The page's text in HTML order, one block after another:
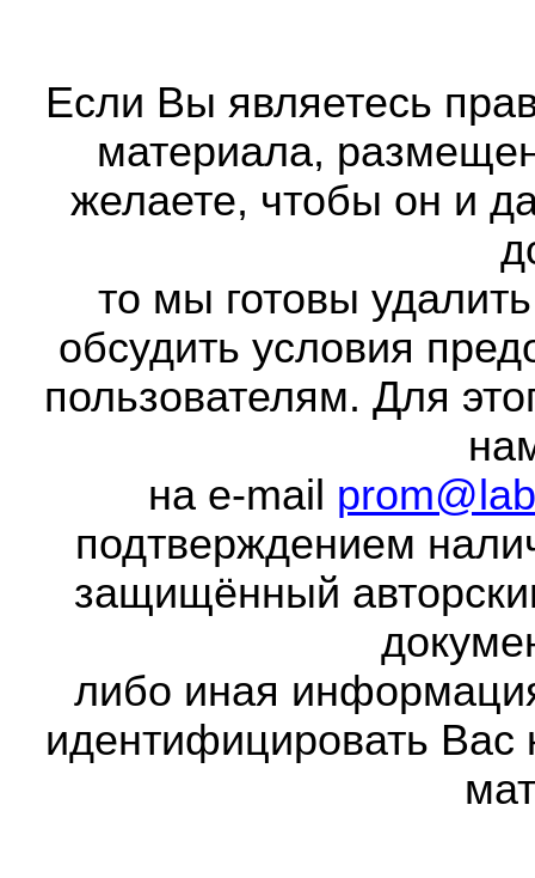
Если Вы являетесь
материала,
желаете, чтобы он и
то мы готовы
обсудить условия
пользователям. Для
на e-mail
подтверждением
защищённый
либо иная
идентифицировать Вас